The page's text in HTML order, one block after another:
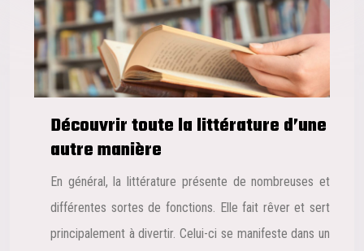
Découvrir toute la littérature d’une
autre manière
En général, la littérature présente de nombreuses et
différentes sortes de fonctions. Elle fait rêver et sert
principalement à divertir. Celui-ci se manifeste dans un